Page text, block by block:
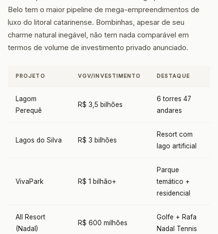
Belo tem o maior pipeline de mega-empreendimentos de
luxo do litoral catarinense. Bombinhas, apesar de seu
charme natural inegável, não tem nada comparável em
termos de volume de investimento privado anunciado.
PROJETO VGV/INVESTIMENTO DESTAQUE
Lagom
Perequê
R$ 3,5 bilhões
6 torres 47
andares
Lagos do Silva R$ 3 bilhões
Resort com
lago artificial
VivaPark R$ 1 bilhão+
Parque
temático +
residencial
All Resort
(Nadal)
R$ 600 milhões
Golfe + Rafa
Nadal Tennis